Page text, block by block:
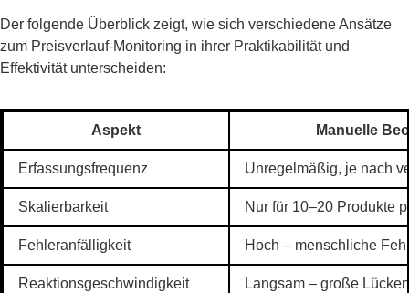
Der folgende Überblick zeigt, wie sich verschiedene Ansätze
zum Preisverlauf-Monitoring in ihrer Praktikabilität und
Effektivität unterscheiden:
Aspekt Manuelle
Erfassungsfrequenz Unregelmäßig, je nach
Skalierbarkeit Nur für 10–20 Produkte
Fehleranfälligkeit Hoch – menschliche
Reaktionsgeschwindigkeit Langsam – große